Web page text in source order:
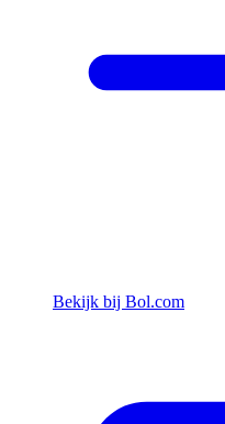
Bekijk bij Bol.com